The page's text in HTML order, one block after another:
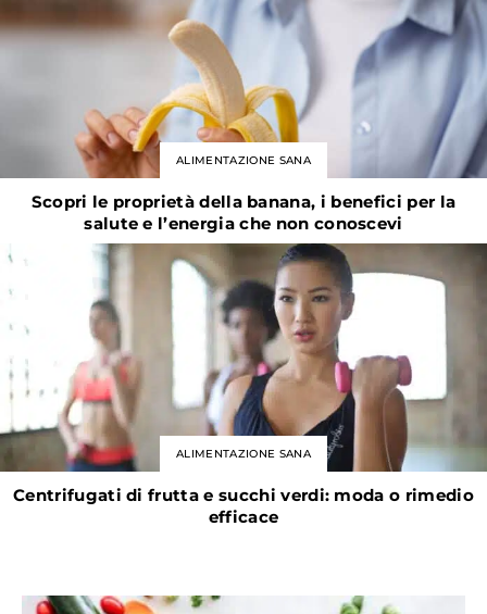
ALIMENTAZIONE SANA
Scopri le proprietà della banana, i benefici per la
salute e l’energia che non conoscevi
ALIMENTAZIONE SANA
Centrifugati di frutta e succhi verdi: moda o rimedio
efficace